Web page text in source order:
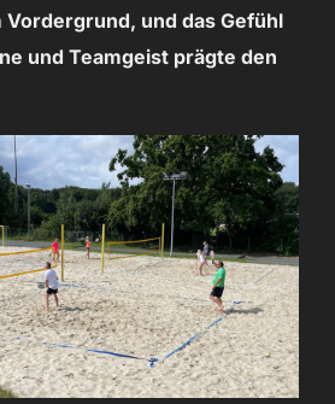
Vordergrund, und das Gefühl
und Teamgeist prägte den